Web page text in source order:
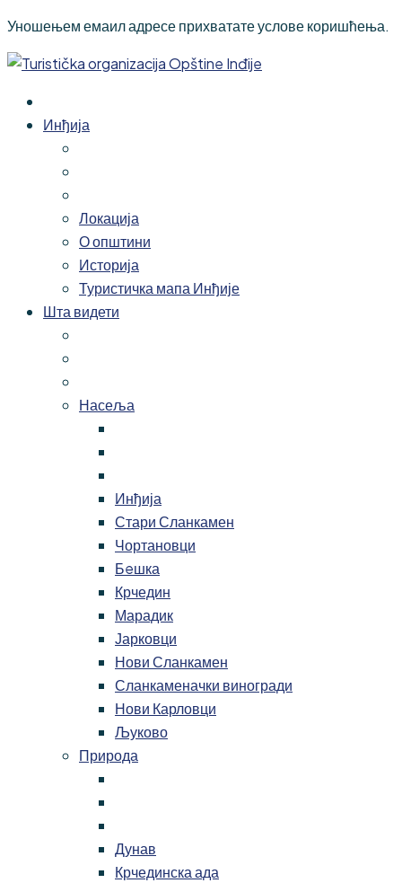
Уношењем емаил адресе прихватате услове коришћења.
Инђија
Локација
О општини
Историја
Туристичка мапа Инђије
Шта видети
Насеља
Инђија
Стари Сланкамен
Чортановци
Бeшка
Крчедин
Марадик
Јарковци
Нови Сланкамен
Сланкаменачки виногради
Нови Карловци
Љуково
Природа
Дунав
Крчединска ада